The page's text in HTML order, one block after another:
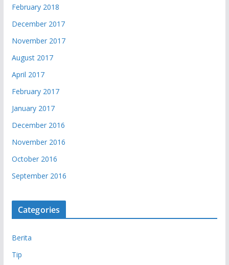
February 2018
December 2017
November 2017
August 2017
April 2017
February 2017
January 2017
December 2016
November 2016
October 2016
September 2016
Categories
Berita
Tip